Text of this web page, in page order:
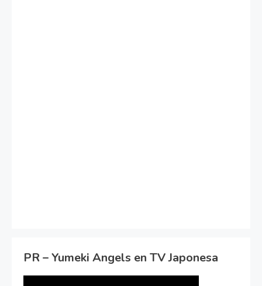
PR – Yumeki Angels en TV Japonesa